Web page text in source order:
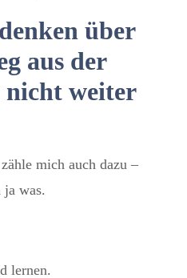
über
aus der
weiter
mich auch dazu –
was.
lernen.